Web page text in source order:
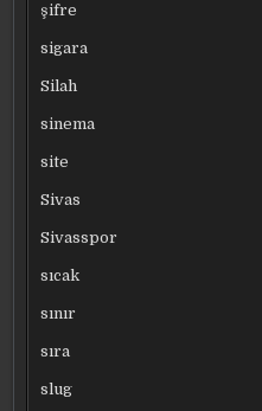
şifre
sigara
Silah
sinema
site
Sivas
Sivasspor
sıcak
sınır
sıra
slug